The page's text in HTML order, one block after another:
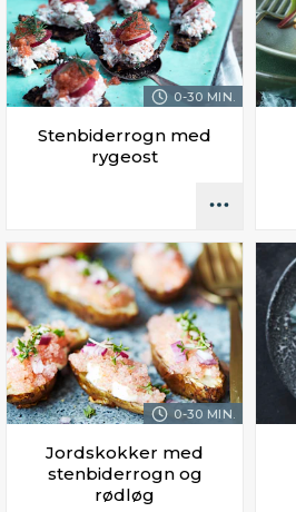
0-30 MIN.
Stenbiderrogn med
rygeost
0-30 MIN.
Jordskokker med
stenbiderrogn og
rødløg